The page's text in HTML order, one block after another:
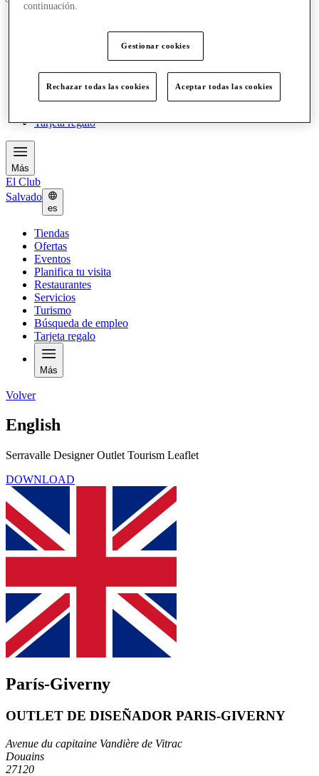
Planifica tu visita
Restaurantes
Servicios
Tarjeta regalo
Más
El Club
Salvado
es
Tiendas
Ofertas
Eventos
Planifica tu visita
Restaurantes
Servicios
Turismo
Búsqueda de empleo
Tarjeta regalo
Más
Volver
English
Serravalle Designer Outlet Tourism Leaflet
DOWNLOAD
París-Giverny
OUTLET DE DISEÑADOR PARIS-GIVERNY
Avenue du capitaine Vandière de Vitrac
Douains
27120
continuación.
Gestionar cookies
Rechazar todas las cookies Aceptar todas las cookies